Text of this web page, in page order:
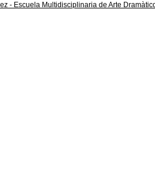
- Escuela Multidisciplinaria de Arte